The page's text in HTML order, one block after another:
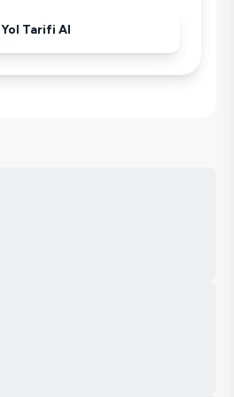
Yol Tarifi Al